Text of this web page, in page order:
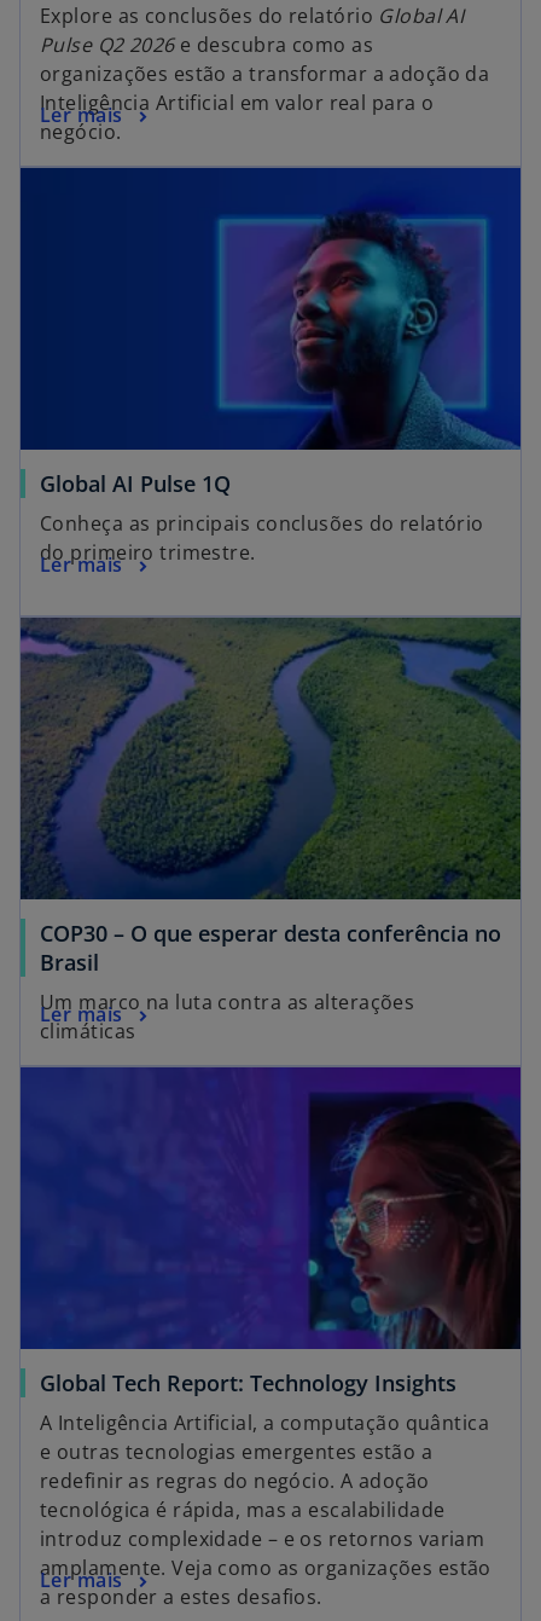
Explore as conclusões do relatório Global AI
Pulse Q2 2026e descubra como as
organizações estão a transformar a adoção da
Inteligência Artificial em valor real para o
negócio.
Ler mais
o
p
e
b
Global AI Pulse 1Q
Conheça as principais conclusões do relatório
do primeiro trimestre.
Ler mais
COP30 – O que esperar desta conferência no
Brasil
Um marco na luta contra as alterações
climáticas
Ler mais
Global Tech Report: Technology Insights
A Inteligência Artificial, a computação quântica
e outras tecnologias emergentes estão a
redefinir as regras do negócio. A adoção
tecnológica é rápida, mas a escalabilidade
introduz complexidade – e os retornos variam
amplamente. Veja como as organizações estão
a responder a estes desafios.
Ler mais